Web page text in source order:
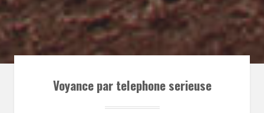
Voyance par telephone serieuse